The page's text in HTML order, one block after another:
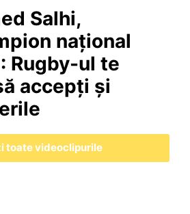
Salhi,
național
Rugby-ul te
accepți și
toate videoclipurile